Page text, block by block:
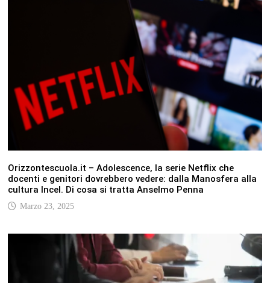
Orizzontescuola.it – Adolescence, la serie Netflix che
docenti e genitori dovrebbero vedere: dalla Manosfera alla
cultura Incel. Di cosa si tratta Anselmo Penna
Marzo 23, 2025